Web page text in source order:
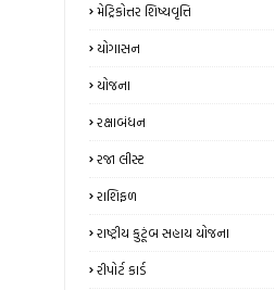
મેટ્રિકોત્તર શિષ્યવૃત્તિ
યોગાસન
યોજના
રક્ષાબંધન
રજા લીસ્ટ
રાશિફળ
રાષ્ટ્રીય કુટૂંબ સહાય યોજના
રીપોર્ટ કાર્ડ